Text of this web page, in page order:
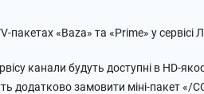
пакетах «Baza» та «Prime» у сервісі
канали будуть доступні в HD-
додатково замовити міні-пакет «/